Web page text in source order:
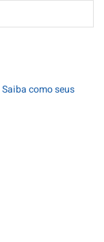
Saiba como seus